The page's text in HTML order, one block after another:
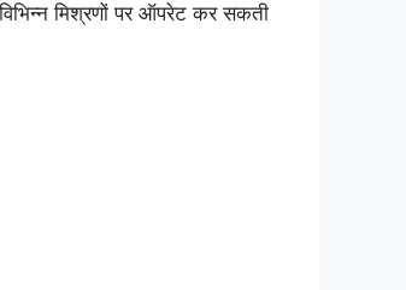
मिश्रणों पर ऑपरेट कर सकती